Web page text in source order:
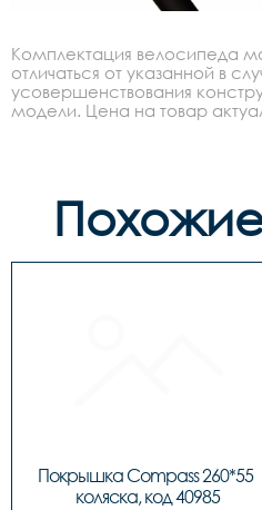
Комплектация велосипеда
отличаться от указанной в
усовершенствования
модели. Цена на товар
Покрышка Compass 260*55
коляска, код 40985